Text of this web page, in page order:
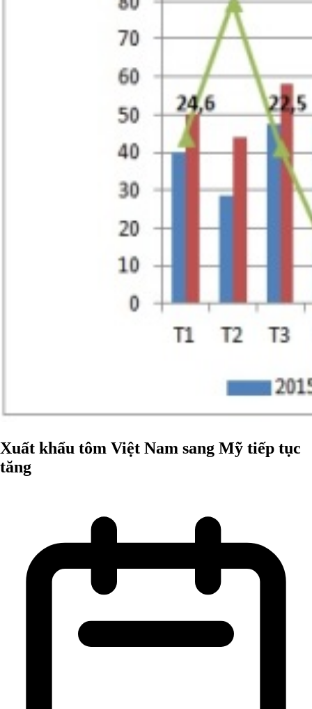
Xuất khẩu tôm Việt Nam sang Mỹ tiếp tục
tăng